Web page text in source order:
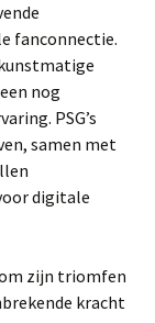
fanconnectie.
nog
PSG’s
samen met
digitale
zijn triomfen
kracht